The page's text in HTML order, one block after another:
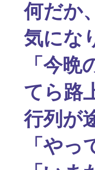
何だか
気にな
「今
てら路
行列が
「やっ